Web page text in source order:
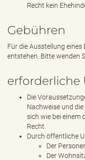
Recht kein
Gebühren
Für die Ausstellung
entstehen. Bitte wenden
erforderliche
Die
Nachweise und
sich wie bei einem
Recht.
Durch öffentliche
Der
Der